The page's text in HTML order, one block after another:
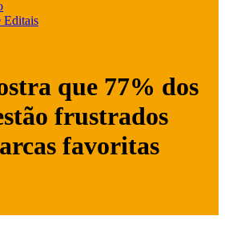
Editais
que 77% dos
frustrados
favoritas